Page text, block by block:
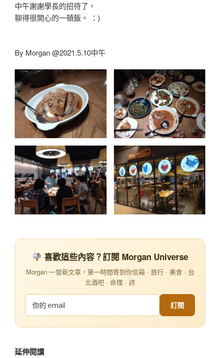
中午謝謝學長的招待了，
聊得很開心的一頓飯。 ：)
By Morgan @2021.5.10中午
喜歡這些內容？訂閱 Morgan Universe
Morgan 一發新文章，第一時間寄到你信箱 · 旅行 · 美食 · 台
北酒吧 · 命理 · 詩
訂閱
延伸閱讀